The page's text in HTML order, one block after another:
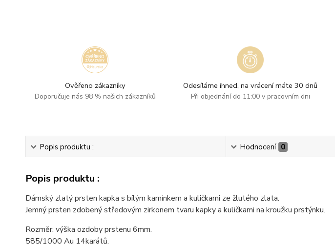
Ověřeno zákazníky
Doporučuje nás 98 % našich zákazníků
Odesíláme ihned, na vrácení máte 30 dnů
Při objednání do 11:00 v pracovním dni
Popis produktu : Hodnocení 0
Popis produktu :
Dámský zlatý prsten kapka s bílým kamínkem a kuličkami ze žlutého zlata.
Jemný prsten zdobený středovým zirkonem tvaru kapky a kuličkami na kroužku prstýnku.
Rozměr: výška ozdoby prstenu 6mm.
585/1000 Au 14karátů.